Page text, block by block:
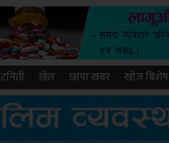
खेल छापा खबर खोज बिशेष